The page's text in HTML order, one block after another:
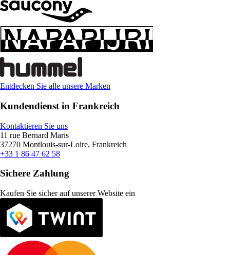
Entdecken Sie alle unsere Marken
Kundendienst in Frankreich
Kontaktieren Sie uns
11 rue Bernard Maris
37270 Montlouis-sur-Loire, Frankreich
+33 1 86 47 62 58
Sichere Zahlung
Kaufen Sie sicher auf unserer Website ein